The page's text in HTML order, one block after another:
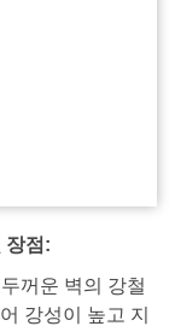
장점:
꺼운 벽의 강철
강성이 높고 지